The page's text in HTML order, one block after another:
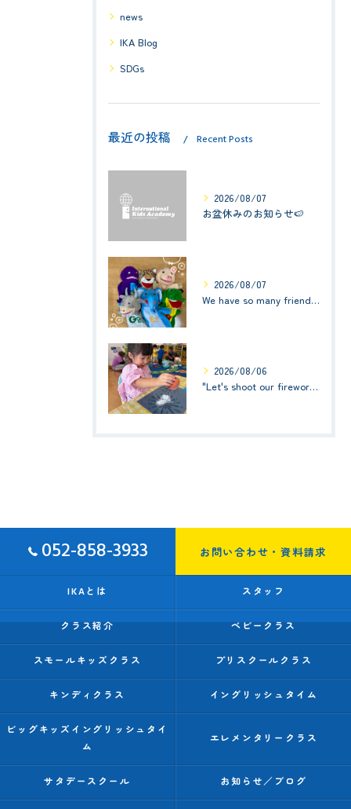
news
IKA Blog
SDGs
最近の投稿 Recent Posts
2026/08/07
お盆休みのお知らせ🍉
2026/08/07
We have so many friends in this classroom! (お友達いっぱい！)Small Kids☆1歳児クラス
2026/08/06
"Let's shoot our fireworks!" (みんなで花火を打ち上げよう！) ☆ Preschool (2歳児クラス)
052-858-3933 お問い合わせ・資料請求
IKAとは スタッフ
クラス紹介 ベビークラス
スモールキッズクラス プリスクールクラス
キンディクラス イングリッシュタイム
ビッグキッズイングリッシュタイ
ム
エレメンタリークラス
サタデースクール お知らせ／ブログ